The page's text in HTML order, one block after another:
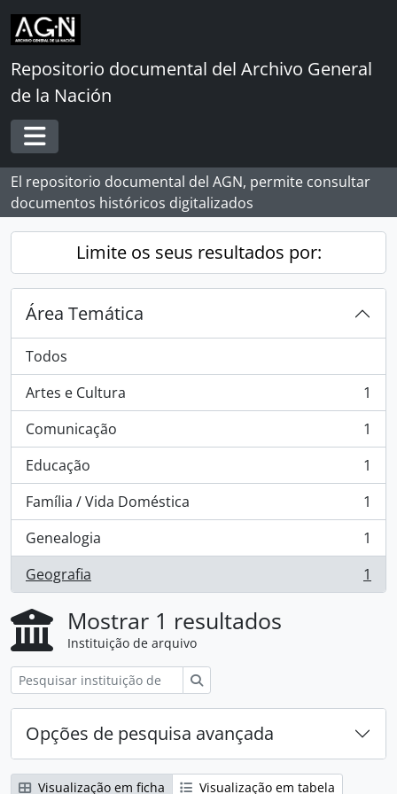
Skip to main content
Repositorio documental del Archivo General
de la Nación
Toggle navigation
El repositorio documental del AGN, permite consultar
documentos históricos digitalizados
Limite os seus resultados por:
Área Temática
Todos
Artes e Cultura
, 1 resultados
1
Comunicação
, 1 resultados
1
Educação
, 1 resultados
1
Família / Vida Doméstica
, 1 resultados
1
Genealogia
, 1 resultados
1
Geografia
, 1 resultados 1
Mostrar 1 resultados
Instituição de arquivo
Opções de pesquisa avançada
Visualização em ficha Visualização em tabela